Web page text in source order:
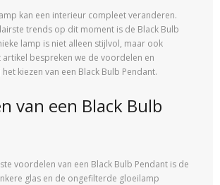
kan een interieur compleet veranderen.
trends op dit moment is de Black Bulb
lamp is niet alleen stijlvol, maar ook
bespreken we de voordelen en
kiezen van een Black Bulb Pendant.
van een Black Bulb
voordelen van een Black Bulb Pendant is de
glas en de ongefilterde gloeilamp